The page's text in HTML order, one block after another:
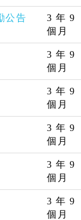
公告
3 年 9
個月
3 年 9
個月
3 年 9
個月
3 年 9
個月
3 年 9
個月
3 年 9
個月